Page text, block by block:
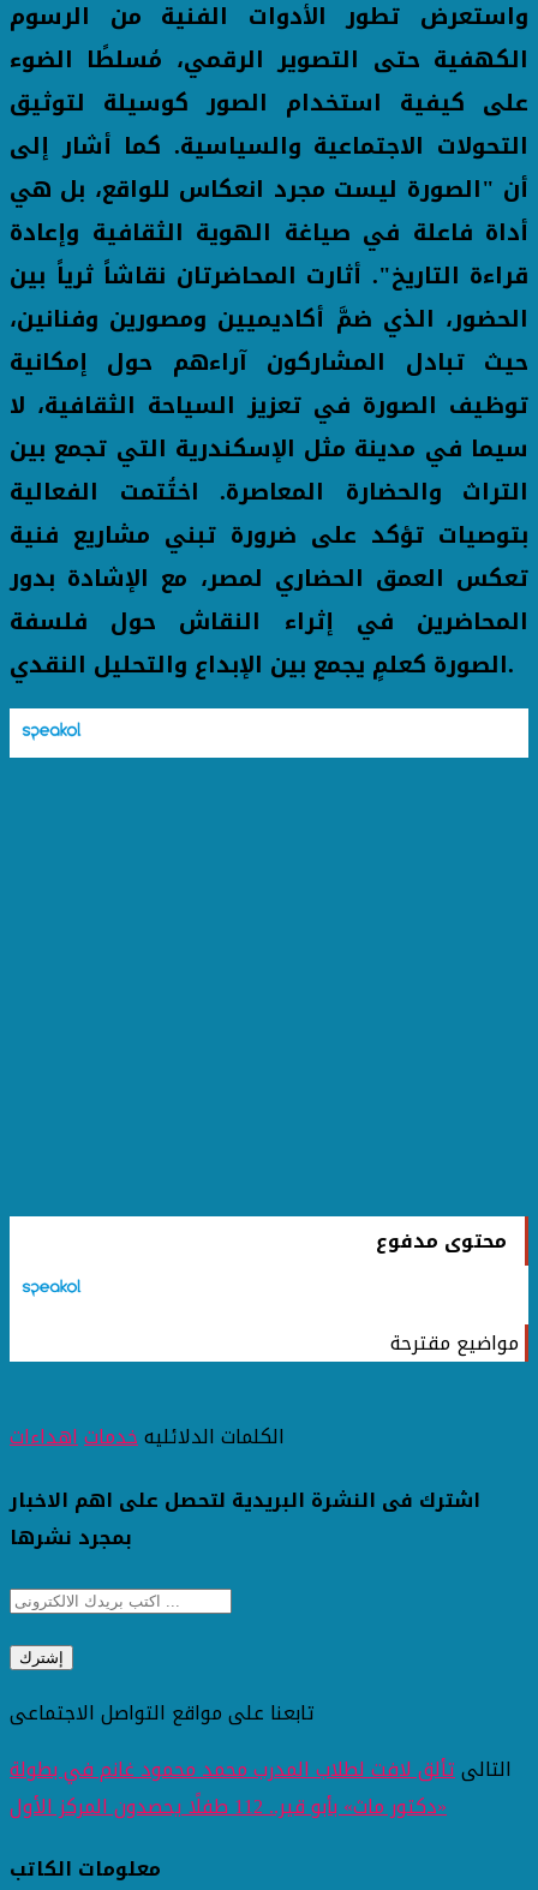
واستعرض تطور الأدوات الفنية من الرسوم
الكهفية حتى التصوير الرقمي، مُسلطًا الضوء
على كيفية استخدام الصور كوسيلة لتوثيق
التحولات الاجتماعية والسياسية. كما أشار إلى
أن "الصورة ليست مجرد انعكاس للواقع، بل هي
أداة فاعلة في صياغة الهوية الثقافية وإعادة
قراءة التاريخ". أثارت المحاضرتان نقاشاً ثرياً بين
الحضور، الذي ضمَّ أكاديميين ومصورين وفنانين،
حيث تبادل المشاركون آراءهم حول إمكانية
توظيف الصورة في تعزيز السياحة الثقافية، لا
سيما في مدينة مثل الإسكندرية التي تجمع بين
التراث والحضارة المعاصرة. اختُتمت الفعالية
بتوصيات تؤكد على ضرورة تبني مشاريع فنية
تعكس العمق الحضاري لمصر، مع الإشادة بدور
المحاضرين في إثراء النقاش حول فلسفة
الصورة كعلمٍ يجمع بين الإبداع والتحليل النقدي.
محتوى مدفوع
مواضيع مقترحة
الكلمات الدلائليهخدماتاهداءات
اشترك فى النشرة البريدية لتحصل على اهم الاخبار
بمجرد نشرها
تابعنا على مواقع التواصل الاجتماعى
التالىتألق لافت لطلاب المدرب محمد محمود غانم في بطولة
«دكتور ماث» بأبو قير.. 112 طفلًا يحصدون المركز الأول
معلومات الكاتب